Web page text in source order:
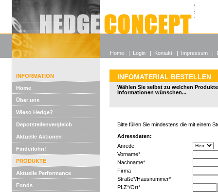
Alle
Wieso
INFORMATION
Home
Über uns
Wieso Hedge?
Depotstellenvergleich
Aktuelle Aktionen
Finderlohn!
PRODUKTE
Aktuelle Performance
Fonds
INFOMATERIAL BESTELLEN
Wählen Sie selbst zu welchen
Informationen wünschen...
Bitte füllen Sie mindestens die mit einem
Adressdaten:
Anrede
Vorname*
Nachname*
Firma
Straße*/Hausnummer*
PLZ*/Ort*
Home | Login | Kontakt | Impressum |